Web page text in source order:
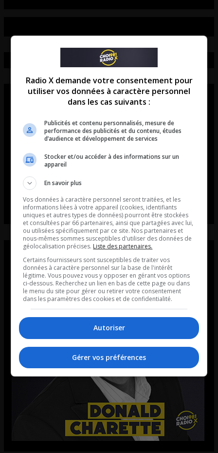
Radio X demande votre consentement pour
utiliser vos données à caractère personnel
dans les cas suivants :
Publicités et contenu personnalisés, mesure de
performance des publicités et du contenu, études
d’audience et développement de services
Stocker et/ou accéder à des informations sur un
appareil
En savoir plus
Vos données à caractère personnel seront traitées, et les
informations liées à votre appareil (cookies, identifiants
uniques et autres types de données) pourront être stockées
et consultées par 66 partenaires, ainsi que partagées avec lui,
ou utilisées spécifiquement par ce site. Nos partenaires et
nous-mêmes sommes susceptibles d'utiliser des données de
géolocalisation précises. Liste des partenaires.
Certains fournisseurs sont susceptibles de traiter vos
données à caractère personnel sur la base de l'intérêt
légitime. Vous pouvez vous y opposer en gérant vos options
ci-dessous. Recherchez un lien en bas de cette page ou dans
le menu du site pour gérer ou retirer votre consentement
dans les paramètres des cookies et de confidentialité.
Autoriser
Gérer vos préférences